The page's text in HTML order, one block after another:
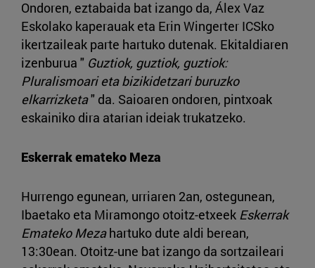
Ondoren, eztabaida bat izango da, Álex Vaz
Eskolako kaperauak eta Erin Wingerter ICSko
ikertzaileak parte hartuko dutenak. Ekitaldiaren
izenburua " Guztiok, guztiok, guztiok:
Pluralismoari eta bizikidetzari buruzko
elkarrizketa" da. Saioaren ondoren, pintxoak
eskainiko dira atarian ideiak trukatzeko.
Eskerrak emateko Meza
Hurrengo egunean, urriaren 2an, ostegunean,
Ibaetako eta Miramongo otoitz-etxeek Eskerrak
Emateko Mezahartuko dute aldi berean,
13:30ean. Otoitz-une bat izango da sortzaileari